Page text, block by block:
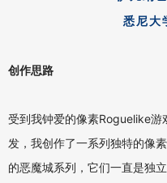
悉尼大
创作思路
受到我钟爱的像素Roguelike游
发，我创作了一系列独特的像
的恶魔城系列，它们一直是独